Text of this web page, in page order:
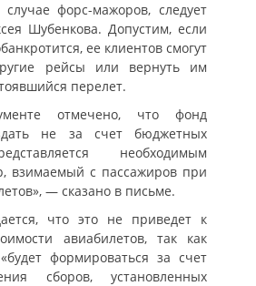
форс-мажоров, следует
Шубенкова. Допустим, если
ее клиентов смогут
рейсы или вернуть им
перелет.
отмечено, что фонд
не за счет бюджетных
необходимым
взимаемый с пассажиров при
— сказано в письме.
что это не приведет к
авиабилетов, так как
формироваться за счет
сборов, установленных